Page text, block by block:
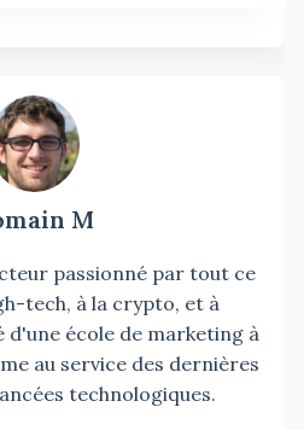
M
passionné par tout ce
tech, à la crypto, et à
école de marketing à
au service des dernières
technologiques.